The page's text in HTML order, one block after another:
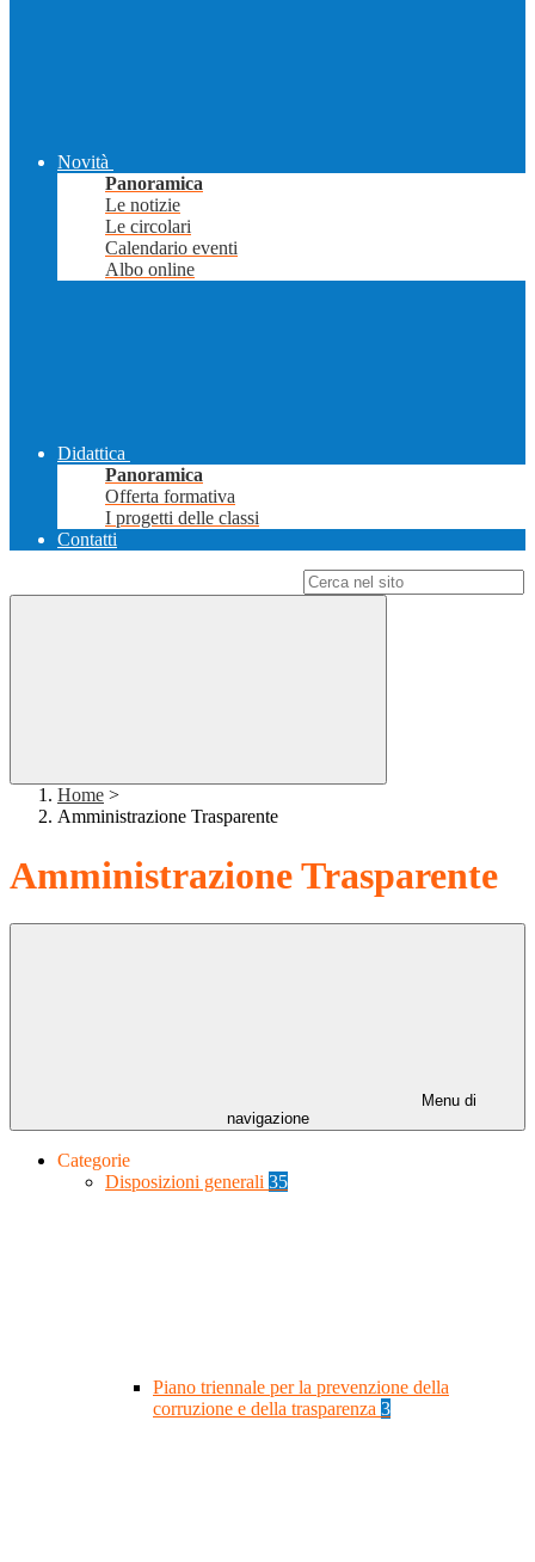
Novità
Panoramica
Le notizie
Le circolari
Calendario eventi
Albo online
Didattica
Panoramica
Offerta formativa
I progetti delle classi
Contatti
Home >
Amministrazione Trasparente
Amministrazione Trasparente
Menu di
navigazione
Categorie
Disposizioni generali 35
Piano triennale per la prevenzione della
corruzione e della trasparenza 3